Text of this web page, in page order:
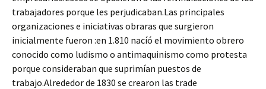
trabajadores porque les perjudicaban.Las principales
organizaciones e iniciativas obraras que surgieron
inicialmente fueron :en 1.810 nacíó el movimiento obrero
conocido como ludismo o antimaquinismo como protesta
porque consideraban que suprimían puestos de
trabajo.Alrededor de 1830 se crearon las trade